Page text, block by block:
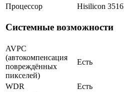
Процессор
Hisilicon
Системные возможности
AVPC
(автокомпенсация
повреждённых
пикселей)
Есть
WDR
Есть